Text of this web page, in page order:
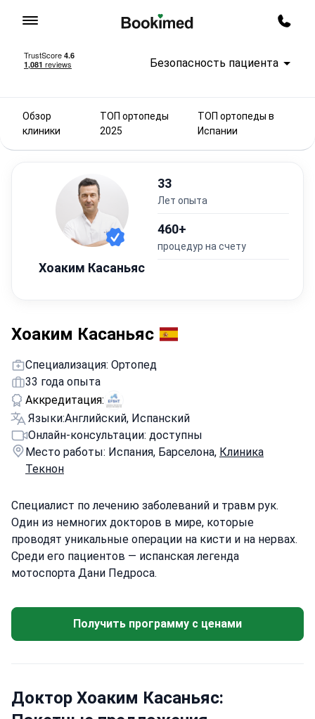
Безопасность пациента
Обзор
клиники
ТОП ортопеды
2025
ТОП ортопеды в
Испании
Хоаким Касаньяс
33
лет опыта
460+
процедур на счету
Хоаким Касаньяс
Специализация: Ортопед
33 года опыта
Аккредитация:
Языки:Английский, Испанский
Онлайн-консультации: доступны
Место работы: Испания, Барселона, Клиника
Текнон
Специалист по лечению заболеваний и травм рук.
Один из немногих докторов в мире, которые
проводят уникальные операции на кисти и на нервах.
Среди его пациентов — испанская легенда
мотоспорта Дани Педроса.
Получить программу с ценами
Доктор Хоаким Касаньяс: